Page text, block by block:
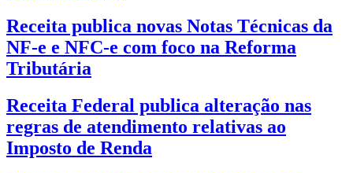
Receita publica novas Notas Técnicas da
NF-e e NFC-e com foco na Reforma
Tributária
Receita Federal publica alteração nas
regras de atendimento relativas ao
Imposto de Renda